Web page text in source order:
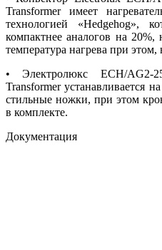
Transformer имеет
технологией «Hedgehog»,
компактнее аналогов на 20%,
температура нагрева при
• Электролюкс ECH/
Transformer устанавливается
стильные ножки, при этом
в комплекте.
Документация